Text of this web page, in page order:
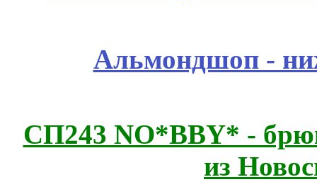
Альмондшоп -
СП243 NO*BBY* -
из